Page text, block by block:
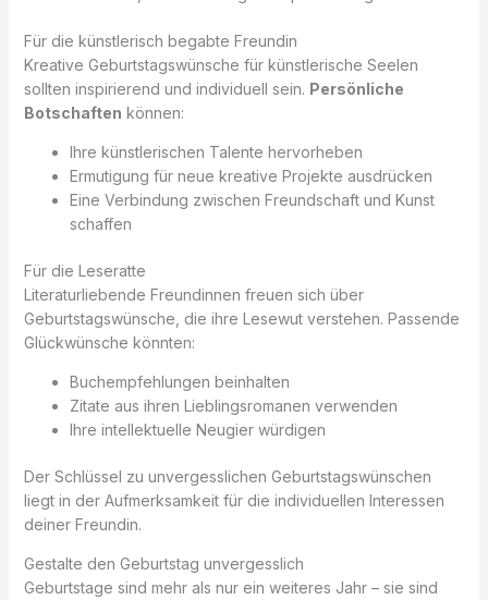
Für die künstlerisch begabte Freundin
Kreative Geburtstagswünsche für künstlerische Seelen
sollten inspirierend und individuell sein. Persönliche
Botschaften können:
Ihre künstlerischen Talente hervorheben
Ermutigung für neue kreative Projekte ausdrücken
Eine Verbindung zwischen Freundschaft und Kunst
schaffen
Für die Leseratte
Literaturliebende Freundinnen freuen sich über
Geburtstagswünsche, die ihre Lesewut verstehen. Passende
Glückwünsche könnten:
Buchempfehlungen beinhalten
Zitate aus ihren Lieblingsromanen verwenden
Ihre intellektuelle Neugier würdigen
Der Schlüssel zu unvergesslichen Geburtstagswünschen
liegt in der Aufmerksamkeit für die individuellen Interessen
deiner Freundin.
Gestalte den Geburtstag unvergesslich
Geburtstage sind mehr als nur ein weiteres Jahr – sie sind